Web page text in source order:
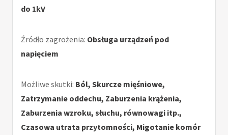
do 1kV
Źródło zagrożenia: Obsługa urządzeń pod
napięciem
Możliwe skutki: Ból, Skurcze mięśniowe,
Zatrzymanie oddechu, Zaburzenia krążenia,
Zaburzenia wzroku, słuchu, równowagi itp.,
Czasowa utrata przytomności, Migotanie komór